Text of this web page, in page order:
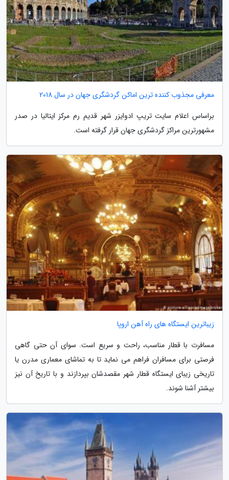
معرفی مجذوب کننده ترین اماکن گردشگری جهان در سال 2018
براساس اعلام سایت تریپ ادوایزر شهر قدیم رم مرکز ایتالیا در صدر
مشهورترین مراکز گردشگری جهان قرار گرفته است.
زیباترین ایستگاه های راه آهن اروپا
مسافرت با قطار مناسب، راحت و سریع است. سوای آن حتی گاهی
فرصتی برای مسافران فراهم می نماید تا به تماشای معماری مدرن یا
تاریخی زیبای ایستگاه قطار شهر مقصدشان بپردازند و با تاریخ آن نیز
بیشتر آشنا شوند.